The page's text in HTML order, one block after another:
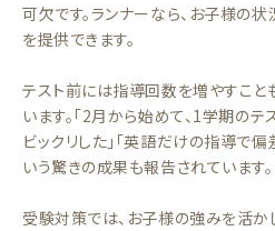
可欠です。ランナーなら、お子様の
を提供できます。
テスト前には指導回数を増やすこ
います。「2月から始めて、1学期の
ビックリした」「英語だけの指導で
いう驚きの成果も報告されています。
受験対策では、お子様の強みを活